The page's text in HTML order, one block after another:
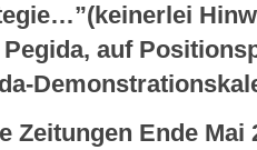
auf
Zeitungen Ende